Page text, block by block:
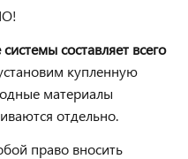
составляет всего
купленную
материалы
отдельно.
право вносить